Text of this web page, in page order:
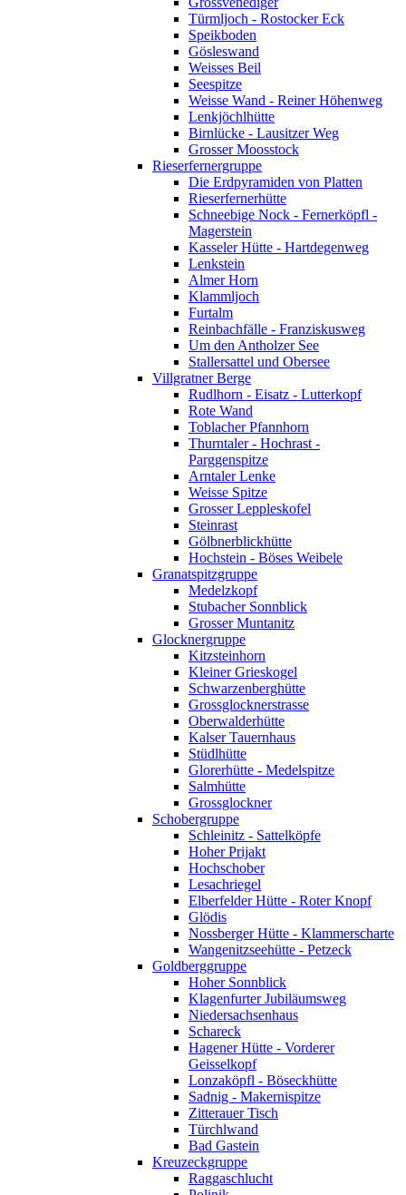
Türmljoch - Rostocker Eck
Speikboden
Gösleswand
Weisses Beil
Seespitze
Weisse Wand - Reiner Höhenweg
Lenkjöchlhütte
Birnlücke - Lausitzer Weg
Grosser Moosstock
Rieserfernergruppe
Die Erdpyramiden von Platten
Rieserfernerhütte
Schneebige Nock - Fernerköpfl -
Magerstein
Kasseler Hütte - Hartdegenweg
Lenkstein
Almer Horn
Klammljoch
Furtalm
Reinbachfälle - Franziskusweg
Um den Antholzer See
Stallersattel und Obersee
Villgratner Berge
Rudlhorn - Eisatz - Lutterkopf
Rote Wand
Toblacher Pfannhorn
Thurntaler - Hochrast -
Parggenspitze
Arntaler Lenke
Weisse Spitze
Grosser Leppleskofel
Steinrast
Gölbnerblickhütte
Hochstein - Böses Weibele
Granatspitzgruppe
Medelzkopf
Stubacher Sonnblick
Grosser Muntanitz
Glocknergruppe
Kitzsteinhorn
Kleiner Grieskogel
Schwarzenberghütte
Grossglocknerstrasse
Oberwalderhütte
Kalser Tauernhaus
Stüdlhütte
Glorerhütte - Medelspitze
Salmhütte
Grossglockner
Schobergruppe
Schleinitz - Sattelköpfe
Hoher Prijakt
Hochschober
Lesachriegel
Elberfelder Hütte - Roter Knopf
Glödis
Nossberger Hütte - Klammerscharte
Wangenitzseehütte - Petzeck
Goldberggruppe
Hoher Sonnblick
Klagenfurter Jubiläumsweg
Niedersachsenhaus
Schareck
Hagener Hütte - Vorderer
Geisselkopf
Lonzaköpfl - Böseckhütte
Sadnig - Makernispitze
Zitterauer Tisch
Türchlwand
Bad Gastein
Kreuzeckgruppe
Raggaschlucht